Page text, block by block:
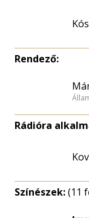
Rendező:
Rádióra
Színészek:(11